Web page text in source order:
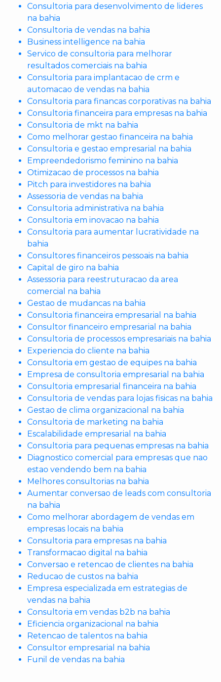
Consultoria para desenvolvimento de lideres
na bahia
Consultoria de vendas na bahia
Business intelligence na bahia
Servico de consultoria para melhorar
resultados comerciais na bahia
Consultoria para implantacao de crm e
automacao de vendas na bahia
Consultoria para financas corporativas na bahia
Consultoria financeira para empresas na bahia
Consultoria de mkt na bahia
Como melhorar gestao financeira na bahia
Consultoria e gestao empresarial na bahia
Empreendedorismo feminino na bahia
Otimizacao de processos na bahia
Pitch para investidores na bahia
Assessoria de vendas na bahia
Consultoria administrativa na bahia
Consultoria em inovacao na bahia
Consultoria para aumentar lucratividade na
bahia
Consultores financeiros pessoais na bahia
Capital de giro na bahia
Assessoria para reestruturacao da area
comercial na bahia
Gestao de mudancas na bahia
Consultoria financeira empresarial na bahia
Consultor financeiro empresarial na bahia
Consultoria de processos empresariais na bahia
Experiencia do cliente na bahia
Consultoria em gestao de equipes na bahia
Empresa de consultoria empresarial na bahia
Consultoria empresarial financeira na bahia
Consultoria de vendas para lojas fisicas na bahia
Gestao de clima organizacional na bahia
Consultoria de marketing na bahia
Escalabilidade empresarial na bahia
Consultoria para pequenas empresas na bahia
Diagnostico comercial para empresas que nao
estao vendendo bem na bahia
Melhores consultorias na bahia
Aumentar conversao de leads com consultoria
na bahia
Como melhorar abordagem de vendas em
empresas locais na bahia
Consultoria para empresas na bahia
Transformacao digital na bahia
Conversao e retencao de clientes na bahia
Reducao de custos na bahia
Empresa especializada em estrategias de
vendas na bahia
Consultoria em vendas b2b na bahia
Eficiencia organizacional na bahia
Retencao de talentos na bahia
Consultor empresarial na bahia
Funil de vendas na bahia